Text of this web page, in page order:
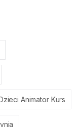
Animator Kurs